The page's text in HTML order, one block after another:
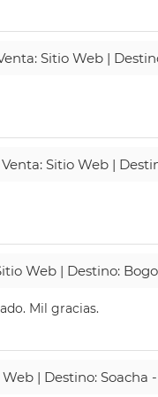
Sitio Web |
Sitio Web |
Web | Destino:
Mil gracias.
| Destino: Soacha